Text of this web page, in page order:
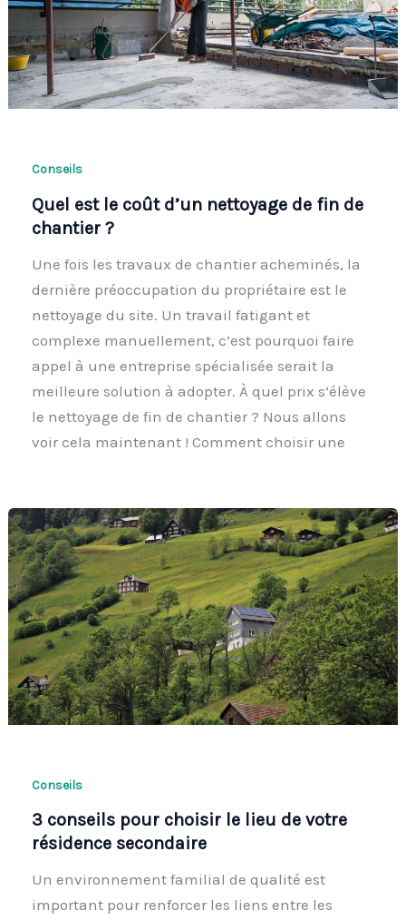
Conseils
Quel est le coût d’un nettoyage de fin de
chantier ?
Une fois les travaux de chantier acheminés, la
dernière préoccupation du propriétaire est le
nettoyage du site. Un travail fatigant et
complexe manuellement, c’est pourquoi faire
appel à une entreprise spécialisée serait la
meilleure solution à adopter. À quel prix s’élève
le nettoyage de fin de chantier ? Nous allons
voir cela maintenant ! Comment choisir une
Conseils
3 conseils pour choisir le lieu de votre
résidence secondaire
Un environnement familial de qualité est
important pour renforcer les liens entre les